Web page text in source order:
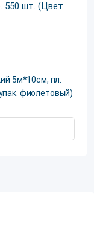
5м*10см, пл.
фиолетовый)